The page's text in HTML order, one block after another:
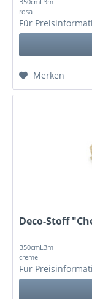
rosa
Für
Merken
Deco-Stoff
B50cmL3m
creme
Für